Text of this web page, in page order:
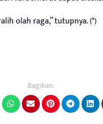
olah raga,” tutupnya. (*)
Bagikan: